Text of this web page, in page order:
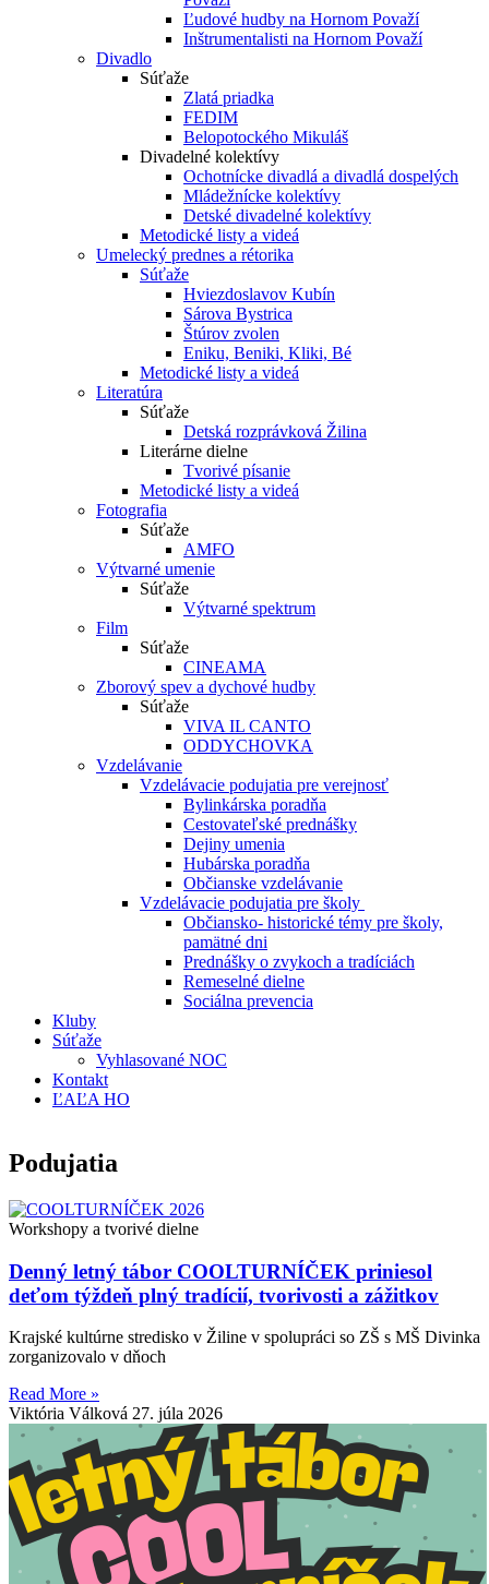
Ľudové hudby na Hornom Považí
Inštrumentalisti na Hornom Považí
Divadlo
Súťaže
Zlatá priadka
FEDIM
Belopotockého Mikuláš
Divadelné kolektívy
Ochotnícke divadlá a divadlá dospelých
Mládežnícke kolektívy
Detské divadelné kolektívy
Metodické listy a videá
Umelecký prednes a rétorika
Súťaže
Hviezdoslavov Kubín
Sárova Bystrica
Štúrov zvolen
Eniku, Beniki, Kliki, Bé
Metodické listy a videá
Literatúra
Súťaže
Detská rozprávková Žilina
Literárne dielne
Tvorivé písanie
Metodické listy a videá
Fotografia
Súťaže
AMFO
Výtvarné umenie
Súťaže
Výtvarné spektrum
Film
Súťaže
CINEAMA
Zborový spev a dychové hudby
Súťaže
VIVA IL CANTO
ODDYCHOVKA
Vzdelávanie
Vzdelávacie podujatia pre verejnosť
Bylinkárska poradňa
Cestovateľské prednášky
Dejiny umenia
Hubárska poradňa
Občianske vzdelávanie
Vzdelávacie podujatia pre školy
Občiansko- historické témy pre školy,
pamätné dni
Prednášky o zvykoch a tradíciách
Remeselné dielne
Sociálna prevencia
Kluby
Súťaže
Vyhlasované NOC
Kontakt
ĽAĽA HO
Podujatia
Workshopy a tvorivé dielne
Denný letný tábor COOLTURNÍČEK priniesol
deťom týždeň plný tradícií, tvorivosti a zážitkov
Krajské kultúrne stredisko v Žiline v spolupráci so ZŠ s MŠ Divinka
zorganizovalo v dňoch
Read More »
Viktória Válková 27. júla 2026